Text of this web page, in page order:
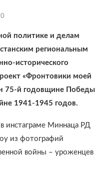
политике и делам
региональным
исторического
«Фронтовики моей
75-й годовщине Победы
1941-1945 годов.
инстаграме Миннаца РД
из фотографий
войны – уроженцев